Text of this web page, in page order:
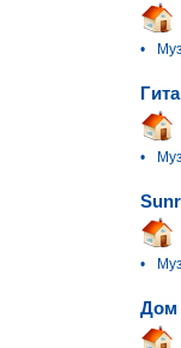
•
•
•
Дом